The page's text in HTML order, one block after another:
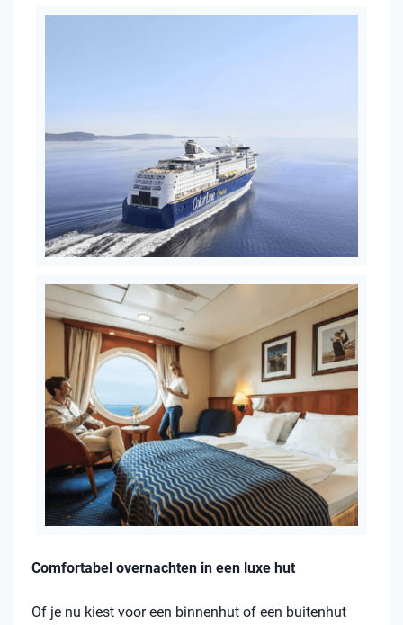
Comfortabel overnachten in een luxe hut
Of je nu kiest voor een binnenhut of een buitenhut